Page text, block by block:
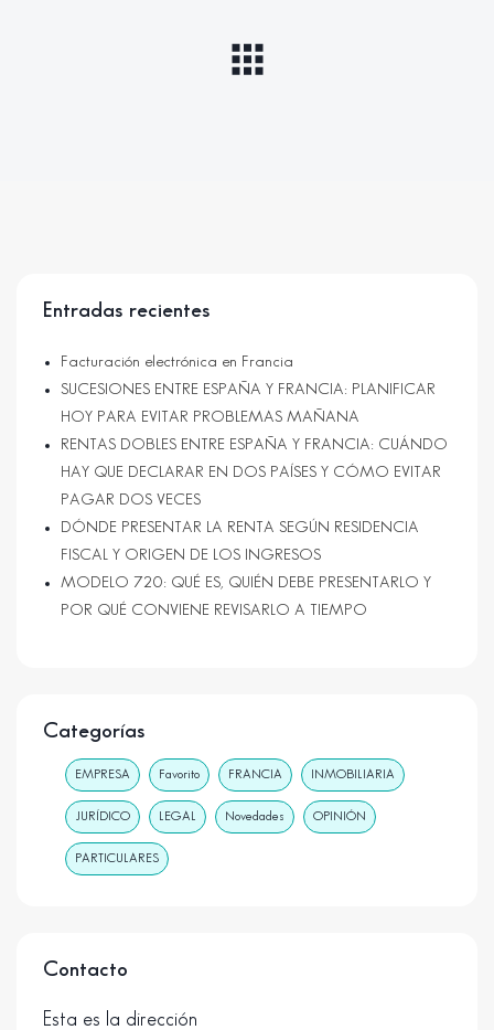
Entradas recientes
Facturación electrónica en Francia
SUCESIONES ENTRE ESPAÑA Y FRANCIA: PLANIFICAR
HOY PARA EVITAR PROBLEMAS MAÑANA
RENTAS DOBLES ENTRE ESPAÑA Y FRANCIA: CUÁNDO
HAY QUE DECLARAR EN DOS PAÍSES Y CÓMO EVITAR
PAGAR DOS VECES
DÓNDE PRESENTAR LA RENTA SEGÚN RESIDENCIA
FISCAL Y ORIGEN DE LOS INGRESOS
MODELO 720: QUÉ ES, QUIÉN DEBE PRESENTARLO Y
POR QUÉ CONVIENE REVISARLO A TIEMPO
Categorías
EMPRESA Favorito FRANCIA INMOBILIARIA
JURÍDICO LEGAL Novedades OPINIÓN
PARTICULARES
Contacto
Esta es la dirección